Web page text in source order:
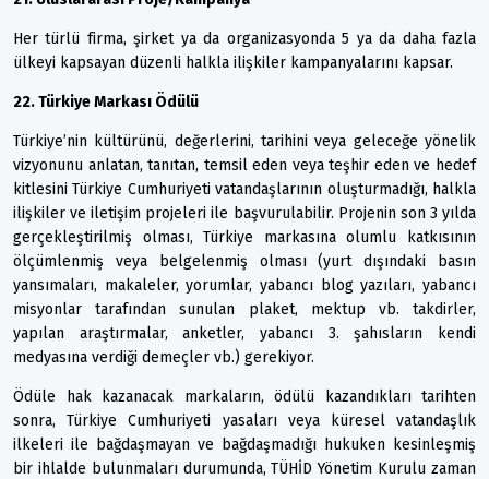
Her türlü firma, şirket ya da organizasyonda 5 ya da daha fazla
ülkeyi kapsayan düzenli halkla ilişkiler kampanyalarını kapsar.
22. Türkiye Markası Ödülü
Türkiye’nin kültürünü, değerlerini, tarihini veya geleceğe yönelik
vizyonunu anlatan, tanıtan, temsil eden veya teşhir eden ve hedef
kitlesini Türkiye Cumhuriyeti vatandaşlarının oluşturmadığı, halkla
ilişkiler ve iletişim projeleri ile başvurulabilir. Projenin son 3 yılda
gerçekleştirilmiş olması, Türkiye markasına olumlu katkısının
ölçümlenmiş veya belgelenmiş olması (yurt dışındaki basın
yansımaları, makaleler, yorumlar, yabancı blog yazıları, yabancı
misyonlar tarafından sunulan plaket, mektup vb. takdirler,
yapılan araştırmalar, anketler, yabancı 3. şahısların kendi
medyasına verdiği demeçler vb.) gerekiyor.
Ödüle hak kazanacak markaların, ödülü kazandıkları tarihten
sonra, Türkiye Cumhuriyeti yasaları veya küresel vatandaşlık
ilkeleri ile bağdaşmayan ve bağdaşmadığı hukuken kesinleşmiş
bir ihlalde bulunmaları durumunda, TÜHİD Yönetim Kurulu zaman